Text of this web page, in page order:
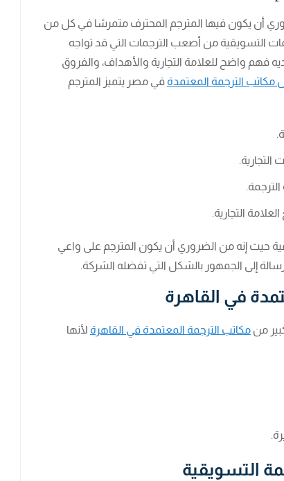
أن يكون فيها المترجم المحترف متمرسًا في كل من
التسويقية من أصعب الترجمات التي قد تواجه
فهم واضح للعلامة التجارية والأهداف، والفروق
مكاتب الترجمة المعتمدة في مصر يتميز المترجم
التجارية.
حيث إنه من الضروري أن يكون المترجم على واعي
إلى الجمهور بالشكل التي تفضله الشركة.
في القاهرة
من مكاتب الترجمة المعتمدة في القاهرة لأنها
التسويقية